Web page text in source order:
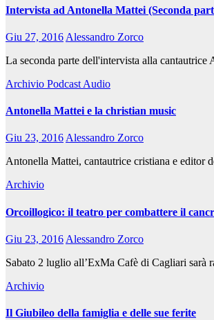
Intervista ad Antonella Mattei (Seconda
Giu 27, 2016 Alessandro Zorco
La seconda parte dell'intervista alla
Archivio Podcast Audio
Antonella Mattei e la christian music
Giu 23, 2016 Alessandro Zorco
Antonella Mattei, cantautrice cristiana e editor
Archivio
Orcoillogico: il teatro per combattere il
Giu 23, 2016 Alessandro Zorco
Sabato 2 luglio all’ExMa Cafè di Cagliari
Archivio
Il Giubileo della famiglia e delle sue ferite